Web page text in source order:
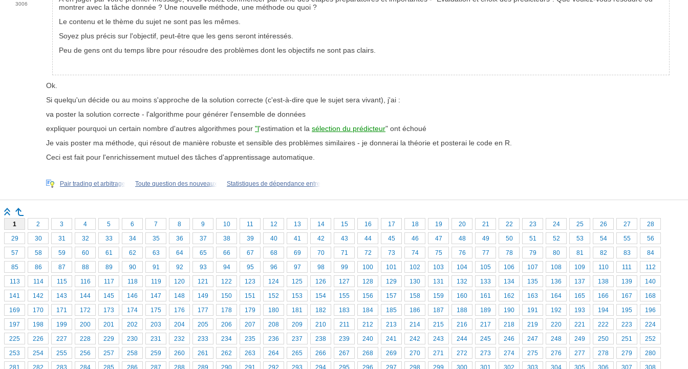
3006
montrer avec la tâche donnée ? Une nouvelle méthode, une méthode ou quoi ?
Le contenu et le thème du sujet ne sont pas les mêmes.
Soyez plus précis sur l'objectif, peut-être que les gens seront intéressés.
Peu de gens ont du temps libre pour résoudre des problèmes dont les objectifs ne sont pas clairs.
Ok.
Si quelqu'un décide ou au moins s'approche de la solution correcte (c'est-à-dire que le sujet sera vivant), j'ai :
va poster la solution correcte - l'algorithme pour générer l'ensemble de données
expliquer pourquoi un certain nombre d'autres algorithmes pour "l'estimation et la sélection du prédicteur" ont échoué
Je vais poster ma méthode, qui résout de manière robuste et sensible des problèmes similaires - je donnerai la théorie et posterai le code en R.
Ceci est fait pour l'enrichissement mutuel des tâches d'apprentissage automatique.
Pair trading et arbitrage Toute question des nouveaux Statistiques de dépendance entre
1 2 3 4 5 6 7 8 9 10 11 12 13 14 15 16 17 18 19 20 21 22 23 24 25 26 27
28
29
30 31 32 33 34 35 36 37 38 39 40 41 42 43 44 45 46 47 48 49 50 51 52 53 54 55
56
57
58 59 60 61 62 63 64 65 66 67 68 69 70 71 72 73 74 75 76 77 78 79 80 81 82 83
84
85
86 87 88 89 90 91 92 93 94 95 96 97 98 99 100 101 102 103 104 105 106 107 108 109 110 111
112
113
114 115 116 117 118 119 120 121 122 123 124 125 126 127 128 129 130 131 132 133 134 135 136 137 138 139
140
141
142 143 144 145 146 147 148 149 150 151 152 153 154 155 156 157 158 159 160 161 162 163 164 165 166 167
168
169
170 171 172 173 174 175 176 177 178 179 180 181 182 183 184 185 186 187 188 189 190 191 192 193 194 195
196
197
198 199 200 201 202 203 204 205 206 207 208 209 210 211 212 213 214 215 216 217 218 219 220 221 222 223
224
225
226 227 228 229 230 231 232 233 234 235 236 237 238 239 240 241 242 243 244 245 246 247 248 249 250 251
252
253
254 255 256 257 258 259 260 261 262 263 264 265 266 267 268 269 270 271 272 273 274 275 276 277 278 279
280
281
282 283 284 285 286 287 288 289 290 291 292 293 294 295 296 297 298 299 300 301 302 303 304 305 306 307 308